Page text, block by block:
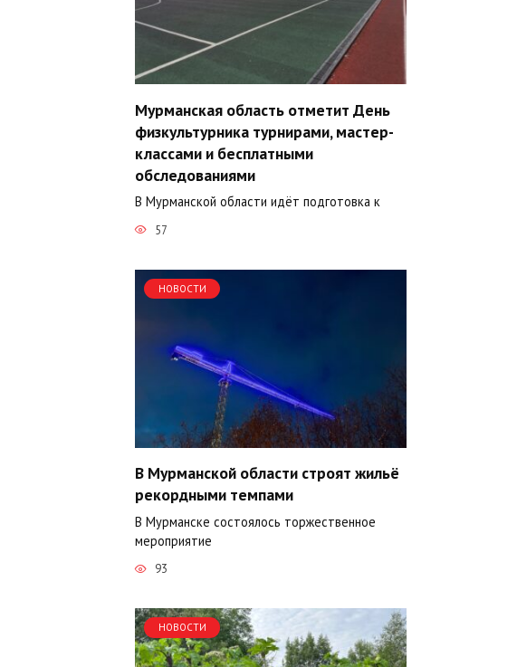
Мурманская область отметит День
физкультурника турнирами, мастер-
классами и бесплатными
обследованиями
В Мурманской области идёт подготовка к
57
НОВОСТИ
В Мурманской области строят жильё
рекордными темпами
В Мурманске состоялось торжественное
мероприятие
93
НОВОСТИ